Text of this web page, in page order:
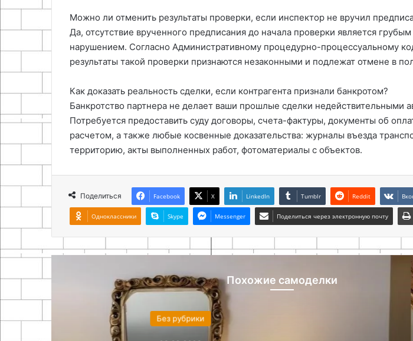
Можно ли отменить результаты проверки, если инспектор не вручил
Да, отсутствие врученного предписания до начала проверки является
нарушением. Согласно Административному процедурно-процессуальному
результаты такой проверки признаются незаконными и подлежат отмене в
Как доказать реальность сделки, если контрагента признали банкротом?
Банкротство партнера не делает ваши прошлые сделки недействительными
Потребуется предоставить суду договоры, счета-фактуры, документы об
расчетом, а также любые косвенные доказательства: журналы въезда
территорию, акты выполненных работ, фотоматериалы с объектов.
Поделиться Facebook X LinkedIn Tumblr Reddit
Одноклассники Skype Messenger Поделиться через электронную почту
Похожие самоделки